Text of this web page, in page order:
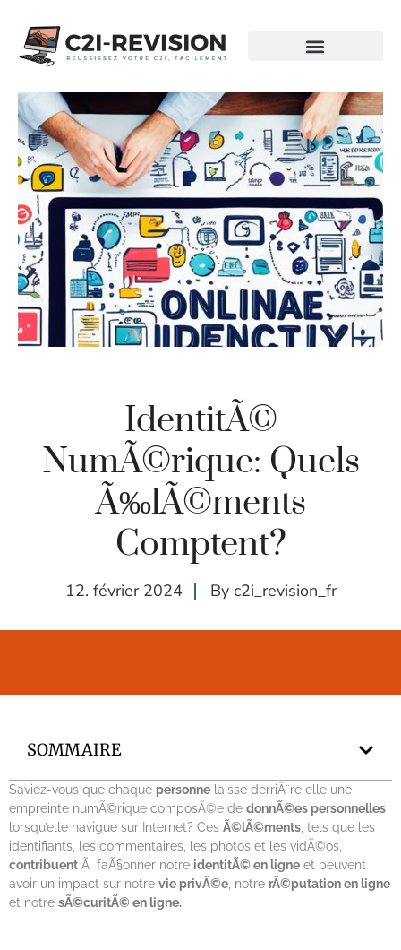
IdentitÃ©
NumÃ©rique: Quels
Ã‰lÃ©ments
Comptent?
12. février 2024 By c2i_revision_fr
SOMMAIRE
Saviez-vous que chaque personne laisse derriÃ¨re elle une
empreinte numÃ©rique composÃ©e de donnÃ©es personnelles
lorsqu’elle navigue sur Internet? Ces Ã©lÃ©ments , tels que les
identifiants, les commentaires, les photos et les vidÃ©os,
contribuent Ã faÃ§onner notre identitÃ© en ligne et peuvent
avoir un impact sur notre vie privÃ©e , notre rÃ©putation en ligne
et notre sÃ©curitÃ© en ligne.